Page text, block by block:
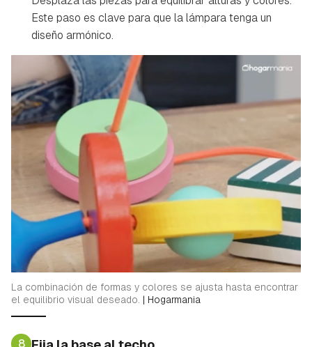
Este paso es clave para que la lámpara tenga un
diseño armónico.
La combinación de formas y colores se ajusta hasta encontrar
el equilibrio visual deseado. | Hogarmania
8